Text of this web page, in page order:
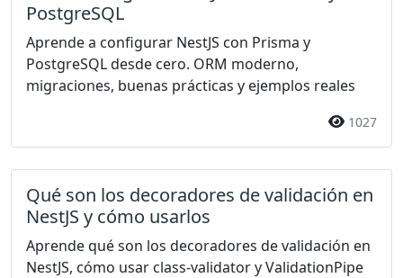
PostgreSQL
Aprende a configurar NestJS con Prisma y
PostgreSQL desde cero. ORM moderno,
migraciones, buenas prácticas y ejemplos reales
1027
Qué son los decoradores de validación en
NestJS y cómo usarlos
Aprende qué son los decoradores de validación en
NestJS, cómo usar class-validator y ValidationPipe